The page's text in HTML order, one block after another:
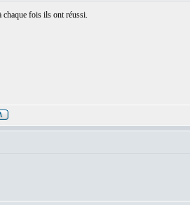
chaque fois ils ont réussi.